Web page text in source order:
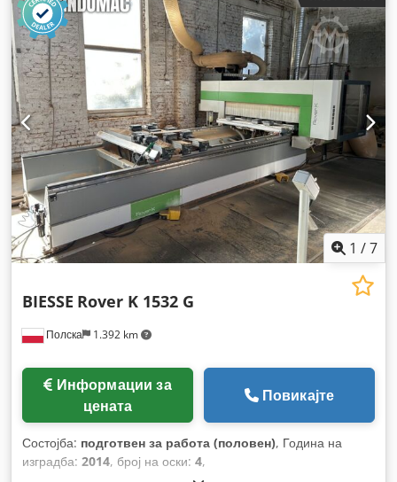
1 /7
Полска 1.392 km
BIESSE Rover K 1532 G
цената
Повикајте
Состојба: подготвен за работа (половен), Година на
изградба: 2014, број на оски: 4,